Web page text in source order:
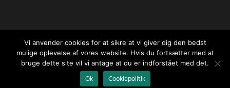
Vi anvender cookies for at sikre at vi giver dig den bedst
mulige oplevelse af vores website. Hvis du fortsætter med at
bruge dette site vil vi antage at du er indforstået med det.
Ok
Cookiepolitik